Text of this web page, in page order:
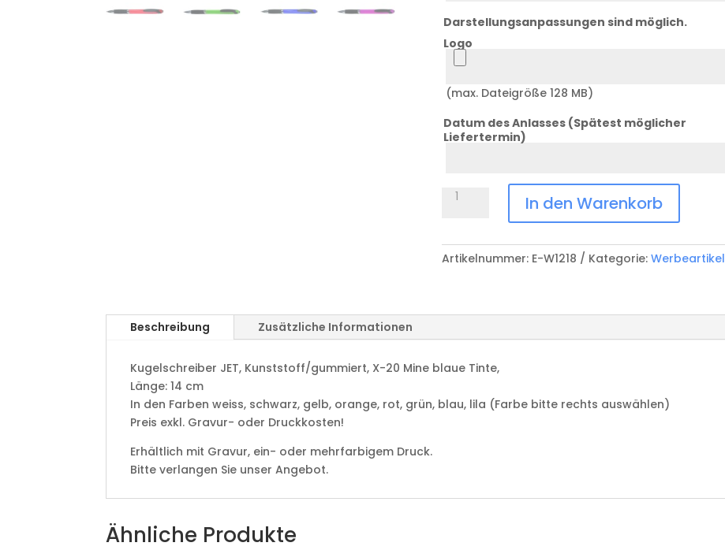
Darstellungsanpassungen sind möglich.
Logo
Logo
(max. Dateigröße 128 MB)
Datum des Anlasses (Spätest möglicher
Liefertermin)
KugelschreiberIn den Warenkorb
Artikelnummer: E-W1218 Kategorie: Werbeartikel
Beschreibung Zusätzliche Informationen
Kugelschreiber JET, Kunststoff/gummiert, X-20 Mine blaue Tinte,
Länge: 14 cm
In den Farben weiss, schwarz, gelb, orange, rot, grün, blau, lila (Farbe bitte rechts auswählen)
Preis exkl. Gravur- oder Druckkosten!
Erhältlich mit Gravur, ein- oder mehrfarbigem Druck.
Bitte verlangen Sie unser Angebot.
Ähnliche Produkte